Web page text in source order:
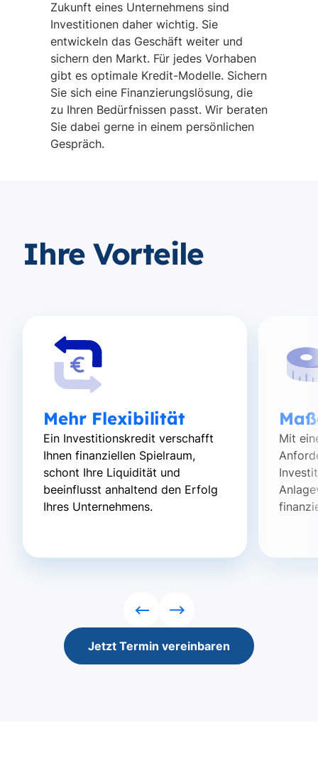
Zukunft eines Unternehmens sind
Investitionen daher wichtig. Sie
entwickeln das Geschäft weiter und
sichern den Markt. Für jedes Vorhaben
gibt es optimale Kredit-Modelle. Sichern
Sie sich eine Finanzierungslösung, die
zu Ihren Bedürfnissen passt. Wir beraten
Sie dabei gerne in einem persönlichen
Gespräch.
Ihre Vorteile
Mehr Flexibilität
Ein Investitionskredit verschafft
Ihnen finanziellen Spielraum,
schont Ihre Liquidität und
beeinflusst anhaltend den Erfolg
Ihres Unternehmens.
Mit
RückwärtsVorwärts
Jetzt Termin vereinbaren